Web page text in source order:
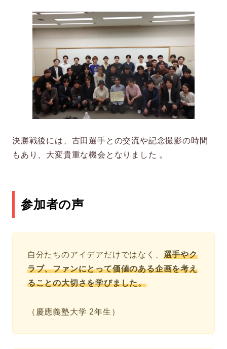
決勝戦後には、古田選手との交流や記念撮影の時間
もあり、大変貴重な機会となりました 。
参加者の声
自分たちのアイデアだけではなく、 選手やク
ラブ、ファンにとって価値のある企画を考え
ることの大切さを学びました。
（慶應義塾大学 2年生）